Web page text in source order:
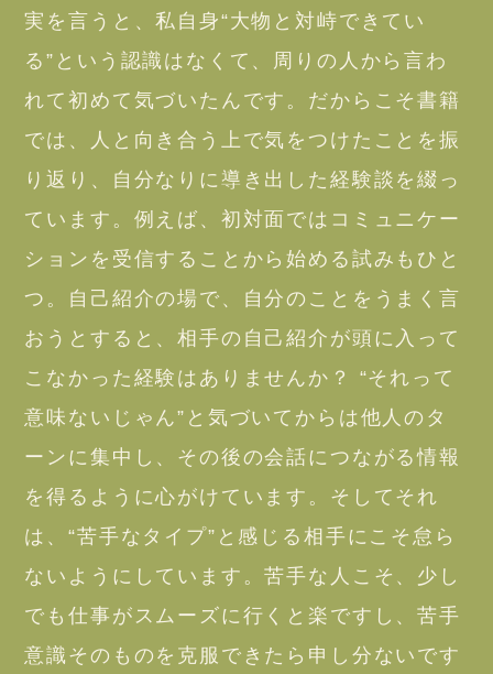
実を言うと、私自身“大物と対峙できてい
る”という認識はなくて、周りの人から言わ
れて初めて気づいたんです。だからこそ書籍
では、人と向き合う上で気をつけたことを振
り返り、自分なりに導き出した経験談を綴っ
ています。例えば、初対面ではコミュニケー
ションを受信することから始める試みもひと
つ。自己紹介の場で、自分のことをうまく言
おうとすると、相手の自己紹介が頭に入って
こなかった経験はありませんか？ “それって
意味ないじゃん”と気づいてからは他人のタ
ーンに集中し、その後の会話につながる情報
を得るように心がけています。そしてそれ
は、“苦手なタイプ”と感じる相手にこそ怠ら
ないようにしています。苦手な人こそ、少し
でも仕事がスムーズに行くと楽ですし、苦手
意識そのものを克服できたら申し分ないです